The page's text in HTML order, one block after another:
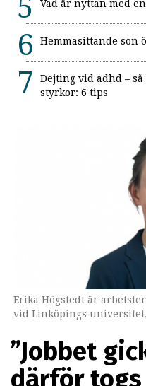
Vad är nyttan med
Hemmasittande son
Dejting vid adhd –
styrkor: 6 tips
Erika Högstedt är
vid Linköpings universitet.
”Jobbet
därför